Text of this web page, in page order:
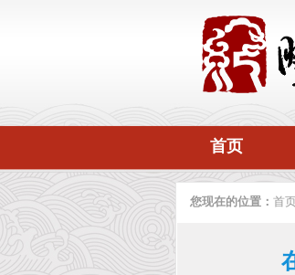
首页
您现在的位置： 首